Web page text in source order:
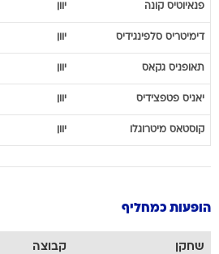
פנאיוטיס קונה יוון
דימיטריס סלפינגידיס יוון
תאופניס גקאס יוון
יאניס פטפצידיס יוון
קוסטאס מיטרוגלו יוון
הופעות כמחליף
שחקן קבוצה